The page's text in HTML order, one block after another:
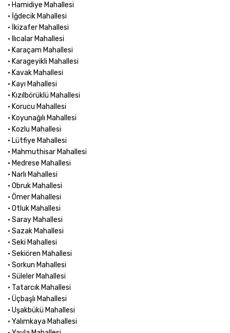
• Hamidiye Mahallesi
• İğdecik Mahallesi
• İkizafer Mahallesi
• Ilıcalar Mahallesi
• Karaçam Mahallesi
• Karageyikli Mahallesi
• Kavak Mahallesi
• Kayı Mahallesi
• Kızılbörüklü Mahallesi
• Korucu Mahallesi
• Koyunağılı Mahallesi
• Kozlu Mahallesi
• Lütfiye Mahallesi
• Mahmuthisar Mahallesi
• Medrese Mahallesi
• Narlı Mahallesi
• Obruk Mahallesi
• Ömer Mahallesi
• Otluk Mahallesi
• Saray Mahallesi
• Sazak Mahallesi
• Seki Mahallesi
• Sekiören Mahallesi
• Sorkun Mahallesi
• Süleler Mahallesi
• Tatarcık Mahallesi
• Üçbaşlı Mahallesi
• Uşakbükü Mahallesi
• Yalımkaya Mahallesi